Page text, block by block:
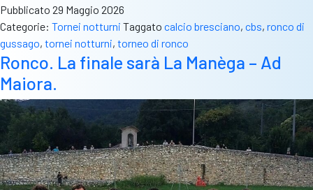
Ronco,
comincia
15
giugno,
finale
invece
prevista
il
Pubblicato 29 Maggio 2026
Categorie: Tornei notturni Taggato calcio bresciano, cbs, ronco di
gussago, tornei notturni, torneo di ronco
Ronco. La finale sarà La Manèga – Ad
Maiora.